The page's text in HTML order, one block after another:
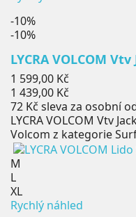
-10%
-10%
LYCRA VOLCOM
Běžná
cena
1 599,00 Kč
Cena
1 439,00 Kč
72 Kč sleva za osobní
LYCRA VOLCOM Vtv
Volcom z kategorie
M
L
XL
Rychlý náhled